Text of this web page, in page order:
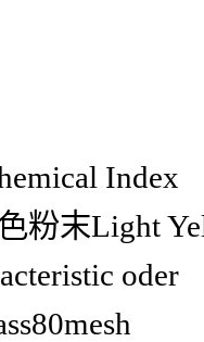
Index
粉末Light
oder